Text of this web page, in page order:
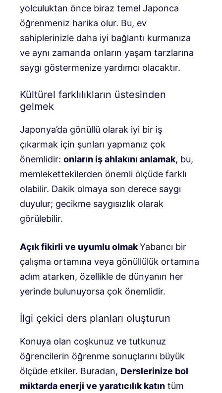
yolculuktan önce biraz temel Japonca
öğrenmeniz harika olur. Bu, ev
sahiplerinizle daha iyi bağlantı kurmanıza
ve aynı zamanda onların yaşam tarzlarına
saygı göstermenize yardımcı olacaktır.
Kültürel farklılıkların üstesinden
gelmek
Japonya’da gönüllü olarak iyi bir iş
çıkarmak için şunları yapmanız çok
önemlidir: onların iş ahlakını anlamak, bu,
memlekettekilerden önemli ölçüde farklı
olabilir. Dakik olmaya son derece saygı
duyulur; gecikme saygısızlık olarak
görülebilir.
Açık fikirli ve uyumlu olmakYabancı bir
çalışma ortamına veya gönüllülük ortamına
adım atarken, özellikle de dünyanın her
yerinde bulunuyorsa çok önemlidir.
İlgi çekici ders planları oluşturun
Konuya olan coşkunuz ve tutkunuz
öğrencilerin öğrenme sonuçlarını büyük
ölçüde etkiler. Buradan, Derslerinize bol
miktarda enerji ve yaratıcılık katın tüm